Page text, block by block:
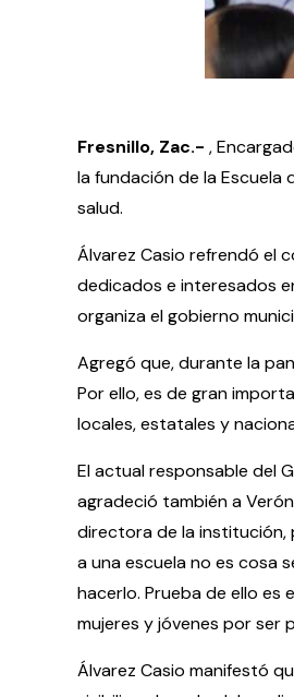
Fresnillo, Zac.-,
la fundación de la Escuela
salud.
Álvarez Casio refrendó el
dedicados e interesados
organiza el gobierno
Agregó que, durante la
Por ello, es de gran
locales, estatales y
El actual responsable del
agradeció también a
directora de la institución,
a una escuela no es cosa
hacerlo. Prueba de ello es
mujeres y jóvenes por ser
Álvarez Casio manifestó